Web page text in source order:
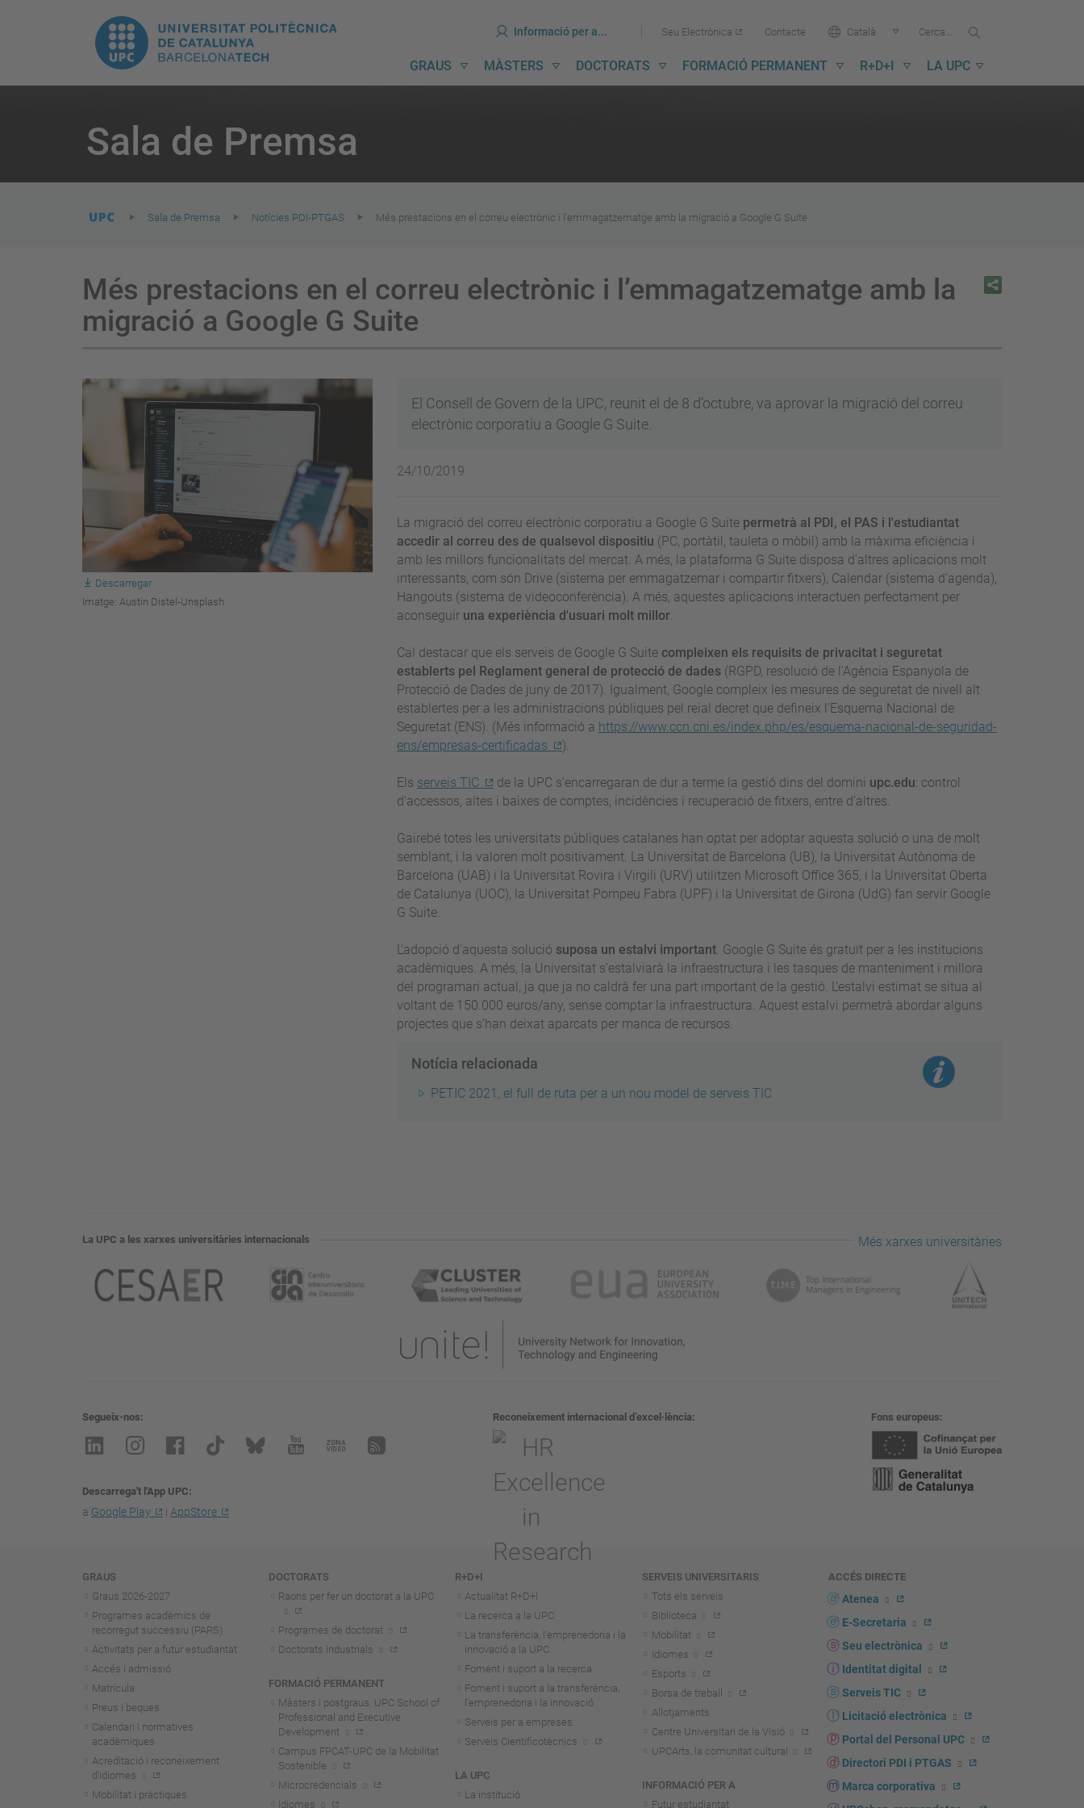
UPC.
Universitat
Politècnica
de
Catalunya
Ves
al
contingut
Ves
al
menú
Informació per a... Seu Electrònica Contacte Idioma:Català Cercar...
UPC
Navegació
GRAUS MÀSTERS DOCTORATS FORMACIÓ PERMANENT R+D+I LA UPC
Sala de Premsa
are
here:
Sala de Premsa Notícies PDI-PTGAS Més prestacions en el correu electrònic i l’emmagatzematge amb la migració a Google G Suite
Més prestacions en el correu electrònic i l’emmagatzematge amb la
migració a Google G Suite
Descarregar
Imatge: Austin Distel-Unsplash
El Consell de Govern de la UPC, reunit el de 8 d’octubre, va aprovar la migració del correu
electrònic corporatiu a Google G Suite.
24/10/2019
La migració del correu electrònic corporatiu a Google G Suite permetrà al PDI, el PAS i l'estudiantat
accedir al correu des de qualsevol dispositiu (PC, portàtil, tauleta o mòbil) amb la màxima eficiència i
amb les millors funcionalitats del mercat. A més, la plataforma G Suite disposa d'altres aplicacions molt
interessants, com són Drive (sistema per emmagatzemar i compartir fitxers), Calendar (sistema d'agenda),
Hangouts (sistema de videoconferència). A més, aquestes aplicacions interactuen perfectament per
aconseguir una experiència d'usuari molt millor.
Cal destacar que els serveis de Google G Suite compleixen els requisits de privacitat i seguretat
establerts pel Reglament general de protecció de dades(RGPD, resolució de l'Agència Espanyola de
Protecció de Dades de juny de 2017). Igualment, Google compleix les mesures de seguretat de nivell alt
establertes per a les administracions públiques pel reial decret que defineix l'Esquema Nacional de
Seguretat (ENS). (Més informació a https://www.ccn.cni.es/index.php/es/esquema-nacional-de-seguridad-
ens/empresas-certificadas
).
Els serveis TIC de la UPC s'encarregaran de dur a terme la gestió dins del domini upc.edu: control
d'accessos, altes i baixes de comptes, incidències i recuperació de fitxers, entre d’altres.
Gairebé totes les universitats públiques catalanes han optat per adoptar aquesta solució o una de molt
semblant, i la valoren molt positivament. La Universitat de Barcelona (UB), la Universitat Autònoma de
Barcelona (UAB) i la Universitat Rovira i Virgili (URV) utilitzen Microsoft Office 365, i la Universitat Oberta
de Catalunya (UOC), la Universitat Pompeu Fabra (UPF) i la Universitat de Girona (UdG) fan servir Google
G Suite.
L'adopció d'aquesta solució suposa un estalvi important. Google G Suite és gratuït per a les institucions
acadèmiques. A més, la Universitat s’estalviarà la infraestructura i les tasques de manteniment i millora
del programari actual, ja que ja no caldrà fer una part important de la gestió. L'estalvi estimat se situa al
voltant de 150.000 euros/any, sense comptar la infraestructura. Aquest estalvi permetrà abordar alguns
projectes que s’han deixat aparcats per manca de recursos.
Notícia relacionada
PETIC 2021, el full de ruta per a un nou model de serveis TIC
La UPC a les xarxes universitàries internacionals Més xarxes universitàries
Segueix-nos
Descarrega't l'App UPC
a Google Play i AppStore
Reconeixement internacional d’excel·lència Fons europeus
Navegació
GRAUS
Graus 2026-2027
Programes acadèmics de
recorregut successiu (PARS)
Activitats per a futur estudiantat
Accés i admissió
Matrícula
Preus i beques
Calendari i normatives
acadèmiques
Acreditació i reconeixement
d'idiomes
Mobilitat i pràctiques
DOCTORATS
Raons per fer un doctorat a la UPC
Programes de doctorat
Doctorats industrials
FORMACIÓ PERMANENT
Màsters i postgraus. UPC School of
Professional and Executive
Development
Campus FPCAT-UPC de la Mobilitat
Sostenible
Microcredencials
Idiomes
R+D+I
Actualitat R+D+I
La recerca a la UPC
La transferència, l'emprenedoria i la
innovació a la UPC
Foment i suport a la recerca
Foment i suport a la transferència,
l'emprenedoria i la innovació
Serveis per a empreses
Serveis Cientificotècnics
LA UPC
La institució
SERVEIS UNIVERSITARIS
Tots els serveis
Biblioteca
Mobilitat
Idiomes
Esports
Borsa de treball
Allotjaments
Centre Universitari de la Visió
UPCArts, la comunitat cultural
INFORMACIÓ PER A
Futur estudiantat
ACCÉS DIRECTE
Atenea
E-Secretaria
Seu electrònica
Identitat digital
Serveis TIC
Licitació electrònica
Portal del Personal UPC
Directori PDI i PTGAS
Marca corporativa